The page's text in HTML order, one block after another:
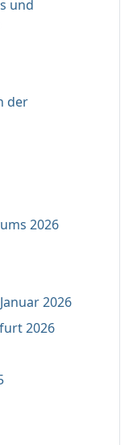
und
der
2026
2026
2026